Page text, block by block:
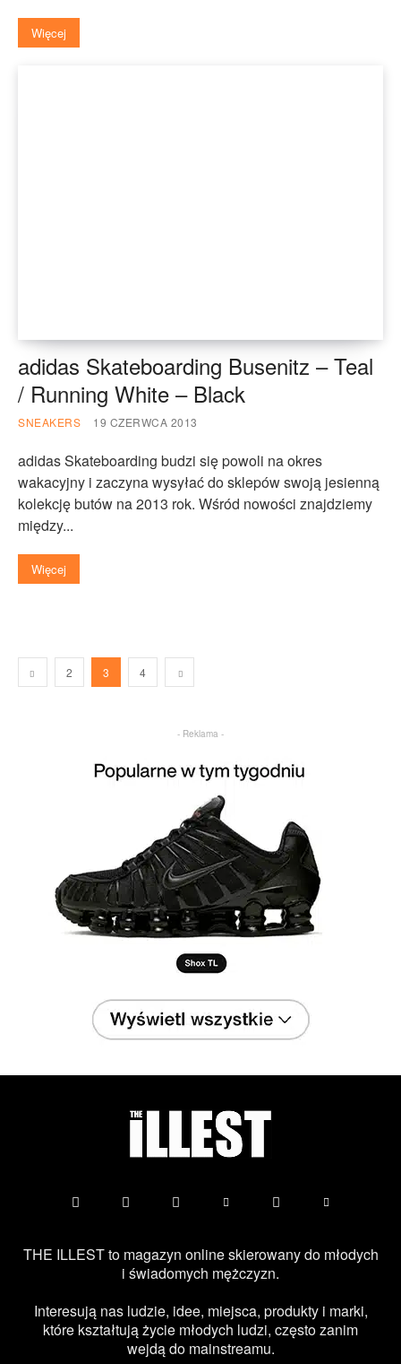
Więcej
adidas Skateboarding Busenitz – Teal
/ Running White – Black
SNEAKERS 19 CZERWCA 2013
adidas Skateboarding budzi się powoli na okres
wakacyjny i zaczyna wysyłać do sklepów swoją jesienną
kolekcję butów na 2013 rok. Wśród nowości znajdziemy
między...
Więcej
2 3 4
- Reklama -
THE ILLEST to magazyn online skierowany do młodych
i świadomych mężczyzn.
Interesują nas ludzie, idee, miejsca, produkty i marki,
które kształtują życie młodych ludzi, często zanim
wejdą do mainstreamu.